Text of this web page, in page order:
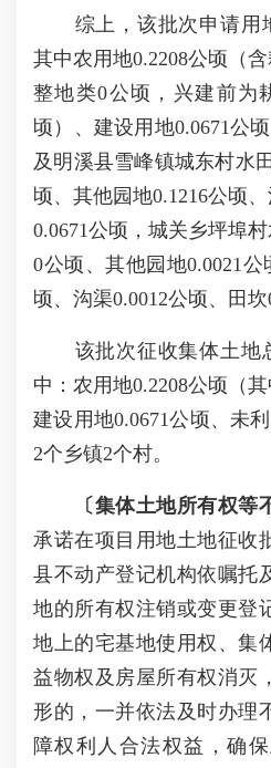
综上，该批次申请用地
其中农用地0.2208公顷（
整地类0公顷，兴建前为
顷）、建设用地0.0671公
及明溪县雪峰镇城东村水
顷、其他园地0.1216公顷
0.0671公顷，城关乡坪埠
0公顷、其他园地0.0021公
顷、沟渠0.0012公顷、田坎
该批次征收集体土地
中：农用地0.2208公顷（其
建设用地0.0671公顷、未
2个乡镇2个村。
〔集体土地所有权等
承诺在项目用地土地征收
县不动产登记机构依嘱托
地的所有权注销或变更登
地上的宅基地使用权、集
益物权及房屋所有权消灭
形的，一并依法及时办理
障权利人合法权益，确